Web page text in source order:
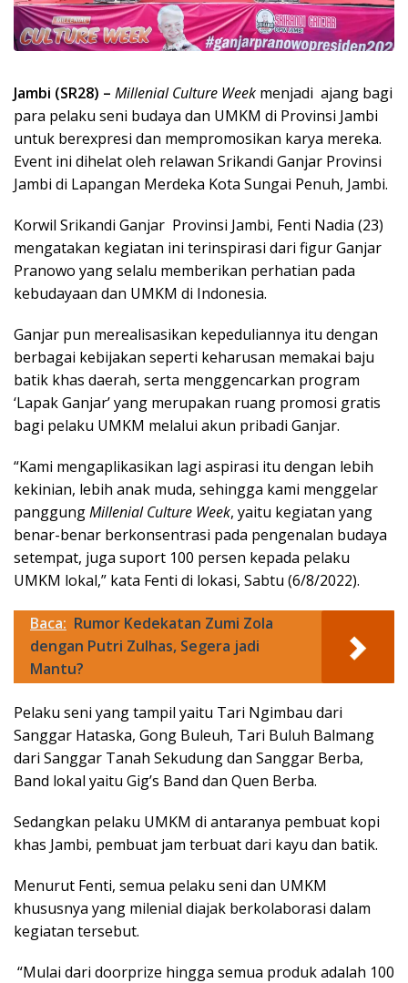
Jambi (SR28) – Millenial Culture Week menjadi ajang bagi
para pelaku seni budaya dan UMKM di Provinsi Jambi
untuk berexpresi dan mempromosikan karya mereka.
Event ini dihelat oleh relawan Srikandi Ganjar Provinsi
Jambi di Lapangan Merdeka Kota Sungai Penuh, Jambi.
Korwil Srikandi Ganjar Provinsi Jambi, Fenti Nadia (23)
mengatakan kegiatan ini terinspirasi dari figur Ganjar
Pranowo yang selalu memberikan perhatian pada
kebudayaan dan UMKM di Indonesia.
Ganjar pun merealisasikan kepeduliannya itu dengan
berbagai kebijakan seperti keharusan memakai baju
batik khas daerah, serta menggencarkan program
‘Lapak Ganjar’ yang merupakan ruang promosi gratis
bagi pelaku UMKM melalui akun pribadi Ganjar.
“Kami mengaplikasikan lagi aspirasi itu dengan lebih
kekinian, lebih anak muda, sehingga kami menggelar
panggungMillenial Culture Week, yaitu kegiatan yang
benar-benar berkonsentrasi pada pengenalan budaya
setempat, juga suport 100 persen kepada pelaku
UMKM lokal,” kata Fenti di lokasi, Sabtu (6/8/2022).
Baca: Rumor Kedekatan Zumi Zola
dengan Putri Zulhas, Segera jadi
Mantu?
Pelaku seni yang tampil yaitu Tari Ngimbau dari
Sanggar Hataska, Gong Buleuh, Tari Buluh Balmang
dari Sanggar Tanah Sekudung dan Sanggar Berba,
Band lokal yaitu Gig’s Band dan Quen Berba.
Sedangkan pelaku UMKM di antaranya pembuat kopi
khas Jambi, pembuat jam terbuat dari kayu dan batik.
Menurut Fenti, semua pelaku seni dan UMKM
khususnya yang milenial diajak berkolaborasi dalam
kegiatan tersebut.
“Mulai dari doorprize hingga semua produk adalah 100